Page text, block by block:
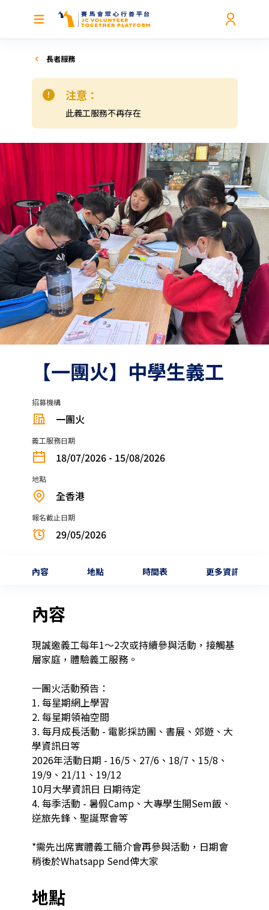
長者服務
注意：
此義工服務不再存在
【一團火】中學生義工
招募機構
一團火
義工服務日期
18/07/2026 - 15/08/2026
地點
全香港
報名截止日期
29/05/2026
內容 地點 時間表 更多資訊
內容
現誠邀義工每年1～2次或持續參與活動，接觸基
層家庭，體驗義工服務。
一團火活動預告：
1. 每星期網上學習
2. 每星期領袖空間
3. 每月成長活動 - 電影採訪團、書展、郊遊、大
學資訊日等
2026年活動日期 - 16/5、27/6、18/7、15/8、
19/9、21/11、19/12
10月大學資訊日 日期待定
4. 每季活動 - 暑假Camp、大專學生開Sem飯、
逆旅先鋒、聖誕聚會等
*需先出席實體義工簡介會再參與活動，日期會
稍後於Whatsapp Send俾大家
地點